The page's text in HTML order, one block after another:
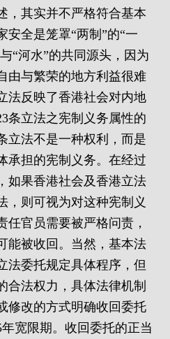
，其实并不严格符合基本
安全是笼罩“两制”的“一
“河水”的共同源头，因为
由与繁荣的地方利益很难
法反映了香港社会对内地
条立法之宪制义务属性的
立法不是一种权利，而是
承担的宪制义务。在经过
如果香港社会及香港立法
，则可视为对这种宪制义
任官员需要被严格问责，
能被收回。当然，基本法
法委托规定具体程序，但
合法权力，具体法律机制
修改的方式明确收回委托
宽限期。收回委托的正当